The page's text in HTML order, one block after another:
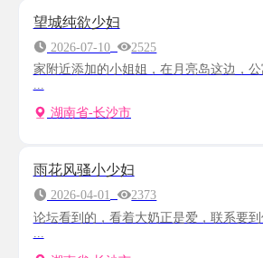
望城纯欲少妇
2026-07-10
2525
家附近添加的小姐姐，在月亮岛这边，
...
湖南省-长沙市
雨花风骚小少妇
2026-04-01
2373
论坛看到的，看着大奶正是爱，联系要
...